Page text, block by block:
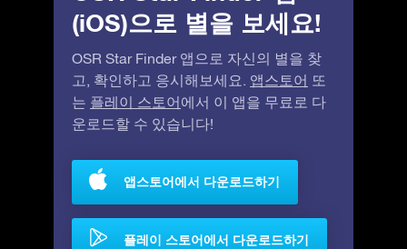
(iOS)으로 별을 보세요!
OSR Star Finder 앱으로 자신의 별을 찾
고, 확인하고 응시해보세요. 앱스토어 또
는 플레이 스토어 에서 이 앱을 무료로 다
운로드할 수 있습니다!
앱스토어에서 다운로드하기
플레이 스토어에서 다운로드하기